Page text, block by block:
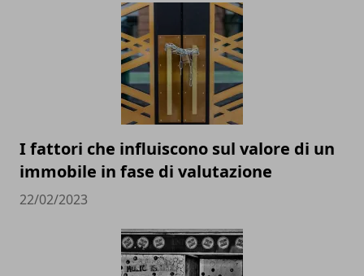
I fattori che influiscono sul valore di un
immobile in fase di valutazione
22/02/2023